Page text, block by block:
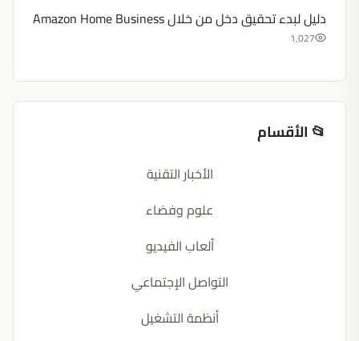
دليل لبدء تحقيق دخل من خلال Amazon Home Business
1,027
📂 الأقسام
الأخبار التقنية
علوم وفضاء
ألعاب الفيديو
التواصل الإجتماعي
أنظمة التشغيل